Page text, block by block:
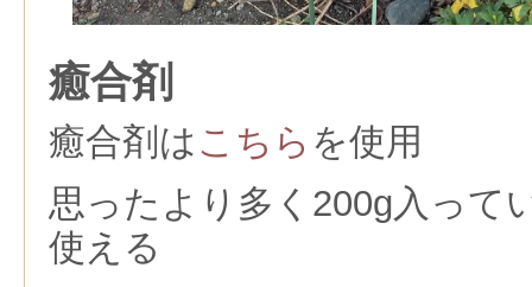
癒合剤
癒合剤はこちら を使用
思ったより多く200g入って
使える